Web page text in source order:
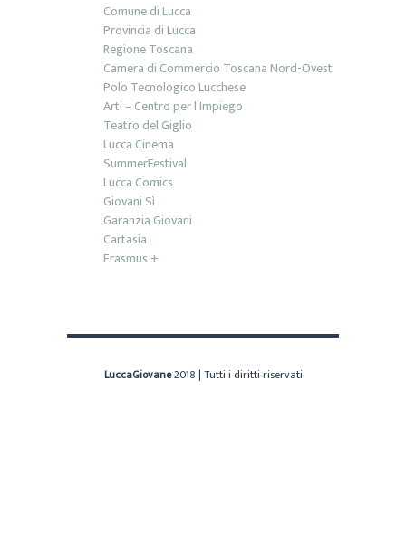
Comune di Lucca
Provincia di Lucca
Regione Toscana
Camera di Commercio Toscana Nord-Ovest
Polo Tecnologico Lucchese
Arti – Centro per l’Impiego
Teatro del Giglio
Lucca Cinema
SummerFestival
Lucca Comics
Giovani Sì
Garanzia Giovani
Cartasia
Erasmus +
LuccaGiovane2018 | Tutti i diritti riservati